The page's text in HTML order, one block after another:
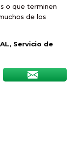
o que terminen
de los
Servicio de